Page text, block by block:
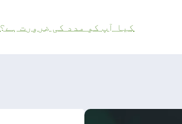
کیا آپ کو مدد کی ضرورت ہے؟